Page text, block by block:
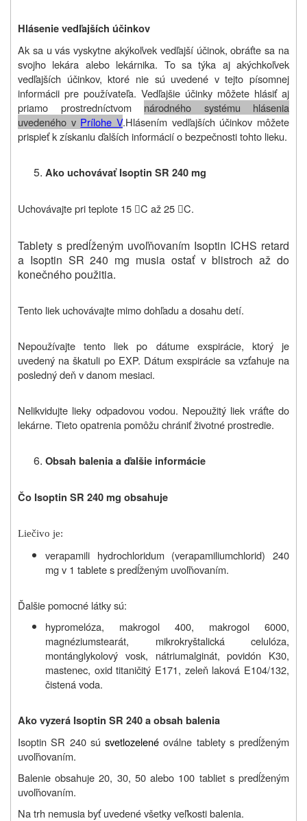
Hlásenie vedľajších účinkov
Ak sa u vás vyskytne akýkoľvek vedľajší účinok, obráťte sa na
svojho lekára alebo lekárnika. To sa týka aj akýchkoľvek
vedľajších účinkov, ktoré nie sú uvedené v tejto písomnej
informácii pre používateľa. Vedľajšie účinky môžete hlásiť aj
priamo prostredníctvom
národného systému hlásenia
uvedeného v Prílohe V.Hlásením vedľajších účinkov môžete
prispieť k získaniu ďalších informácií o bezpečnosti tohto lieku.
Ako uchovávať Isoptin SR 240 mg
Uchovávajte pri teplote 15 C až 25 C.
Tablety s predĺženým uvoľňovaním Isoptin ICHS retard
a Isoptin SR 240 mg musia ostať v blistroch až do
konečného použitia.
Tento liek uchovávajte mimo dohľadu a dosahu detí.
Nepoužívajte tento liek po dátume exspirácie, ktorý je
uvedený na škatuli po EXP. Dátum exspirácie sa vzťahuje na
posledný deň v danom mesiaci.
Nelikvidujte lieky odpadovou vodou. Nepoužitý liek vráťte do
lekárne. Tieto opatrenia pomôžu chrániť životné prostredie.
Obsah balenia a ďalšie informácie
Čo Isoptin SR 240 mg obsahuje
Liečivo je:
verapamili hydrochloridum (verapamiliumchlorid) 240
mg v 1 tablete s predĺženým uvoľňovaním.
Ďalšie pomocné látky sú:
hypromelóza, makrogol
400, makrogol 6000,
magnéziumstearát, mikrokryštalická celulóza,
montánglykolový vosk, nátriumalginát, povidón K30,
mastenec, oxid titaničitý E171, zeleň laková E104/132,
čistená voda.
Ako vyzerá Isoptin SR 240 a obsah balenia
Isoptin SR 240 sú svetlozelené oválne tablety s predĺženým
uvoľňovaním.
Balenie obsahuje 20, 30, 50 alebo 100 tabliet s predĺženým
uvoľňovaním.
Na trh nemusia byť uvedené všetky veľkosti balenia.